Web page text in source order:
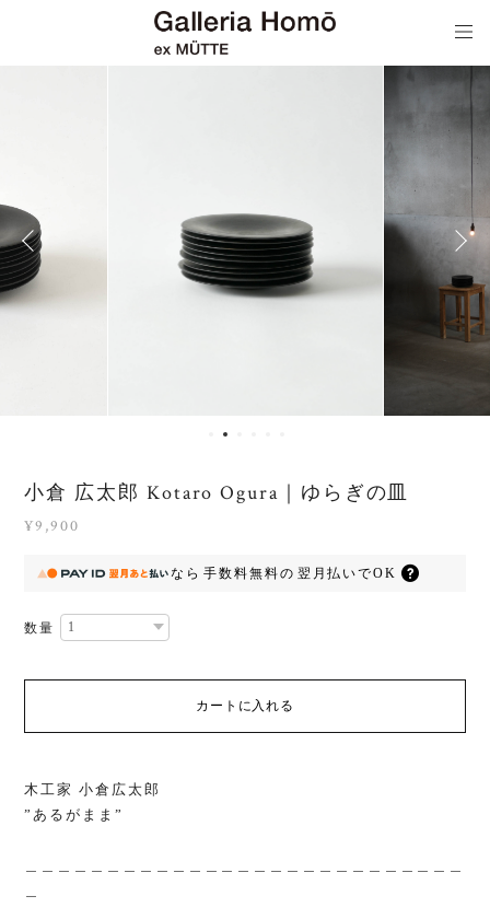
小倉 広太郎 Kotaro Ogura｜ゆらぎの皿
¥9,900
なら 手数料無料の 翌月払いでOK
数量
カートに入れる
木工家 小倉広太郎
”あるがまま”